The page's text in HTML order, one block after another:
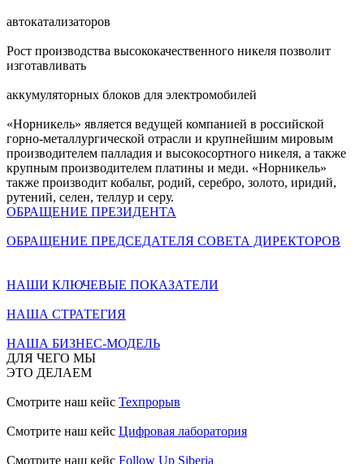
автокатализаторов
Рост производства высококачественного никеля позволит
изготавливать
аккумуляторных блоков для электромобилей
«Норникель» является ведущей компанией в российской
горно-металлургической отрасли и крупнейшим мировым
производителем палладия и высокосортного никеля, а также
крупным производителем платины и меди. «Норникель»
также производит кобальт, родий, серебро, золото, иридий,
рутений, селен, теллур и серу.
ОБРАЩЕНИЕ ПРЕЗИДЕНТА
ОБРАЩЕНИЕ ПРЕДСЕДАТЕЛЯ СОВЕТА ДИРЕКТОРОВ
НАШИ КЛЮЧЕВЫЕ ПОКАЗАТЕЛИ
НАША СТРАТЕГИЯ
НАША БИЗНЕС-МОДЕЛЬ
ДЛЯ ЧЕГО МЫ
ЭТО ДЕЛАЕМ
Смотрите наш кейс Техпрорыв
Смотрите наш кейс Цифровая лаборатория
Смотрите наш кейс Follow Up Siberia